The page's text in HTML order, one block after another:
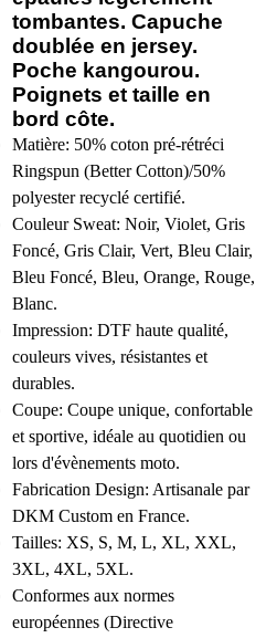
tombantes. Capuche
doublée en jersey.
Poche kangourou.
Poignets et taille en
bord côte.
Matière: 50% coton pré-rétréci
Ringspun (Better Cotton)/50%
polyester recyclé certifié.
Couleur Sweat: Noir, Violet, Gris
Foncé, Gris Clair, Vert, Bleu Clair,
Bleu Foncé, Bleu, Orange, Rouge,
Blanc.
Impression: DTF haute qualité,
couleurs vives, résistantes et
durables.
Coupe: Coupe unique, confortable
et sportive, idéale au quotidien ou
lors d'évènements moto.
Fabrication Design: Artisanale par
DKM Custom en France.
Tailles: XS, S, M, L, XL, XXL,
3XL, 4XL, 5XL.
Conformes aux normes
européennes (Directive